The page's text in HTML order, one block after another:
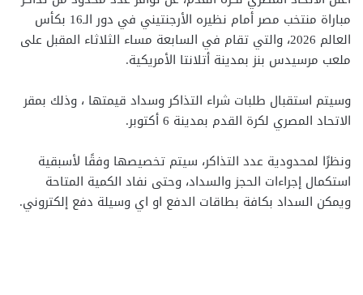
مباراة منتخب مصر أمام نظيره الأرجنتيني في دور الـ16 بكأس
العالم 2026، والتي تقام في السابعة مساء الثلاثاء المقبل على
ملعب مرسيدس بنز بمدينة أتلانتا الأمريكية.
وسيتم استقبال طلبات شراء التذاكر وسداد قيمتها ، وذلك بمقر
الاتحاد المصري لكرة القدم بمدينة 6 أكتوبر.
ونظرًا لمحدودية عدد التذاكر، سيتم تخصيصها وفقًا لأسبقية
استكمال إجراءات الحجز والسداد، وحتى نفاد الكمية المتاحة
ويمكن السداد بكافة بطاقات الدفع او اي وسيلة دفع إلكتروني.